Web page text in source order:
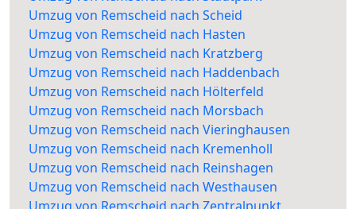
Umzug von Remscheid nach Scheid
Umzug von Remscheid nach Hasten
Umzug von Remscheid nach Kratzberg
Umzug von Remscheid nach Haddenbach
Umzug von Remscheid nach Hölterfeld
Umzug von Remscheid nach Morsbach
Umzug von Remscheid nach Vieringhausen
Umzug von Remscheid nach Kremenholl
Umzug von Remscheid nach Reinshagen
Umzug von Remscheid nach Westhausen